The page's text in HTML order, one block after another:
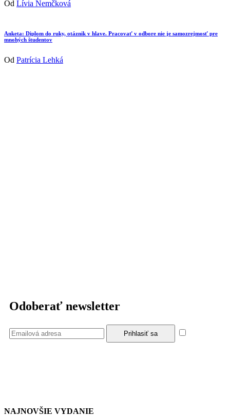
Od Lívia Nemčková
Anketa: Diplom do ruky, otáznik v hlave. Pracovať v odbore nie je samozrejmosť pre
mnohých študentov
Od Patrícia Lehká
Odoberať newsletter
NAJNOVŠIE VYDANIE